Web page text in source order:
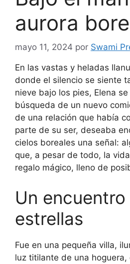
aurora
mayo 11, 2024 por Swami
En las vastas y heladas
donde el silencio se siente
nieve bajo los pies, Elena
búsqueda de un nuevo
de una relación que había
parte de su ser, deseaba
cielos boreales una señal:
que, a pesar de todo, la
regalo mágico, lleno de
Un
estrellas
Fue en una pequeña villa,
luz titilante de una